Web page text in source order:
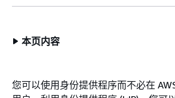
本页内容
您可以使用身份提供程序而不必在